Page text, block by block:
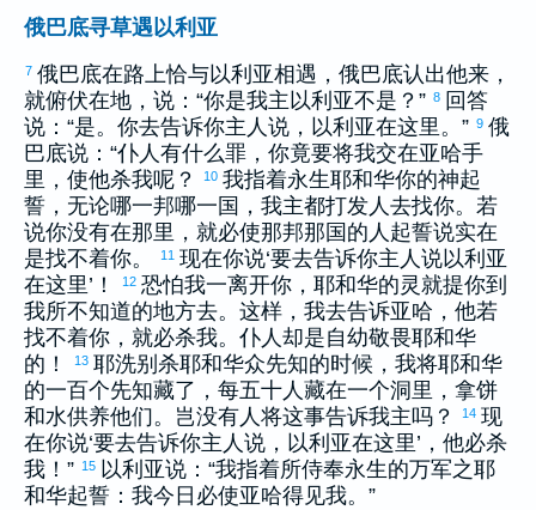
俄巴底寻草遇以利亚
7 俄巴底在路上恰与以利亚相遇， 俄巴底认出他来，
就俯伏在地，说：“你是我主以利亚不是？” 8 回答
说：“是。你去告诉你主人说， 以利亚在这里。” 9 俄
巴底说：“仆人有什么罪，你竟要将我交在亚哈手
里，使他杀我呢？
10 我指着永生耶和华你的神起
誓，无论哪一邦哪一国，我主都打发人去找你。若
说你没有在那里，就必使那邦那国的人起誓说实在
是找不着你。
11 现在你说‘要去告诉你主人说以利亚
在这里’！
12 恐怕我一离开你，耶和华的灵就提你到
我所不知道的地方去。这样，我去告诉亚哈 ，他若
找不着你，就必杀我。仆人却是自幼敬畏耶和华
的！
13 耶洗别 杀耶和华众先知的时候，我将耶和华
的一百个先知藏了，每五十人藏在一个洞里，拿饼
和水供养他们。岂没有人将这事告诉我主吗？
14 现
在你说‘要去告诉你主人说， 以利亚在这里’，他必杀
我！” 15 以利亚说：“我指着所侍奉永生的万军之耶
和华起誓：我今日必使亚哈得见我。”